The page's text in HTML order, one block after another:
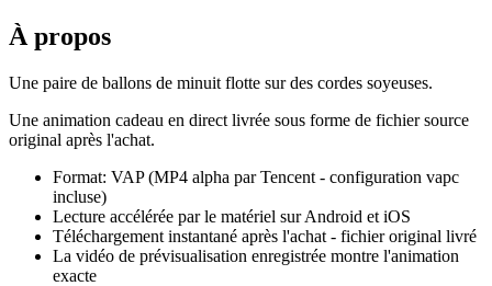
À propos
Une paire de ballons de minuit flotte sur des cordes soyeuses.
Une animation cadeau en direct livrée sous forme de fichier source
original après l'achat.
Format: VAP (MP4 alpha par Tencent - configuration vapc
incluse)
Lecture accélérée par le matériel sur Android et iOS
Téléchargement instantané après l'achat - fichier original livré
La vidéo de prévisualisation enregistrée montre l'animation
exacte